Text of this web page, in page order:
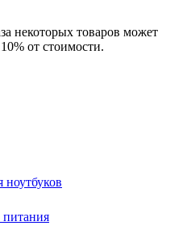
некоторых товаров может
от стоимости.